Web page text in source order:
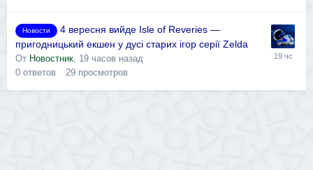
Новости
4 вересня вийде Isle of Reveries —
пригодницький екшен у дусі старих ігор серії Zelda
От Новостник 19 часов назад
0 ответов 29 просмотров